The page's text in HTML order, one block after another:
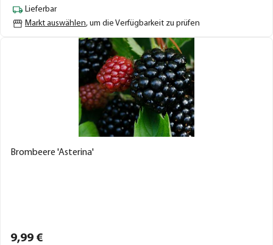
Lieferbar
Markt auswählen, um die Verfügbarkeit zu prüfen
Brombeere 'Asterina'
9,99 €